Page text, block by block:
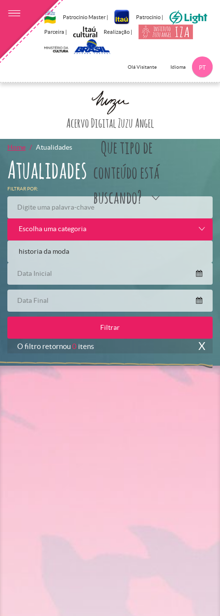
Patrocínio Master | Patrocínio |
Parceira | Realização |
Olá Visitante Idioma PT
Acervo Digital Zuzu Angel
Que tipo de
conteúdo está
buscando?
Home Atualidades
Atualidades
FILTRAR POR:
Escolha uma categoria
O filtro retornou0 itens X